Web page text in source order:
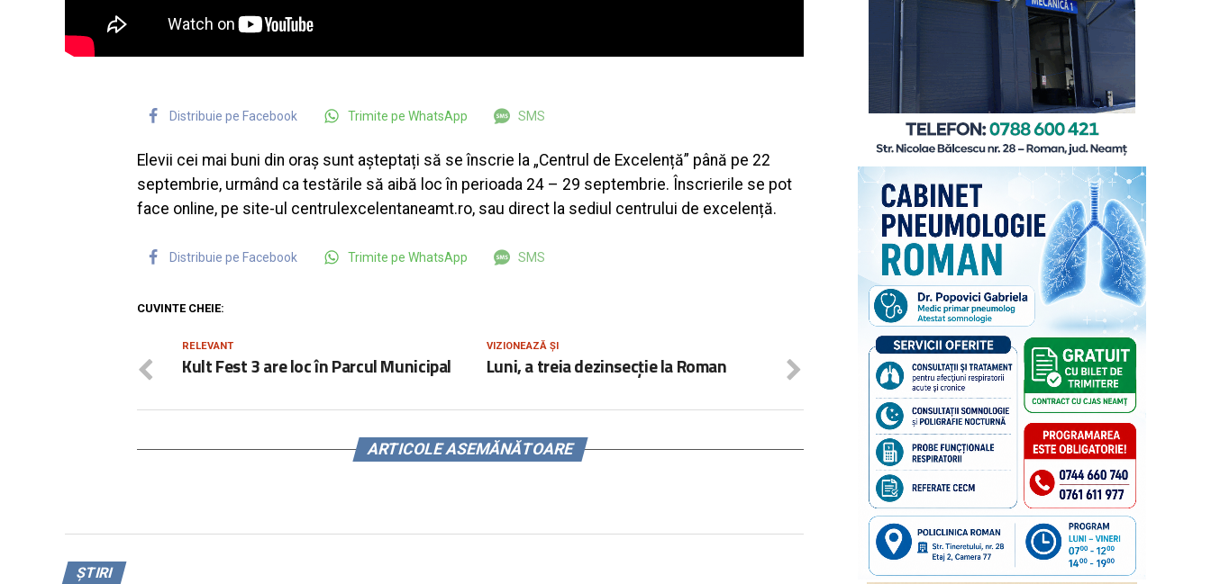
Distribuie pe Facebook Trimite pe WhatsApp SMS
Elevii cei mai buni din oraș sunt așteptați să se înscrie la „Centrul de Excelență” până pe 22
septembrie, urmând ca testările să aibă loc în perioada 24 – 29 septembrie. Înscrierile se pot
face online, pe site-ul centrulexcelentaneamt.ro, sau direct la sediul centrului de excelență.
Distribuie pe Facebook Trimite pe WhatsApp SMS
CUVINTE CHEIE:
VIZIONEAZĂ ȘI
Luni, a treia dezinsecție la Roman
RELEVANT
Kult Fest 3 are loc în Parcul Municipal
ARTICOLE ASEMĂNĂTOARE
ȘTIRI